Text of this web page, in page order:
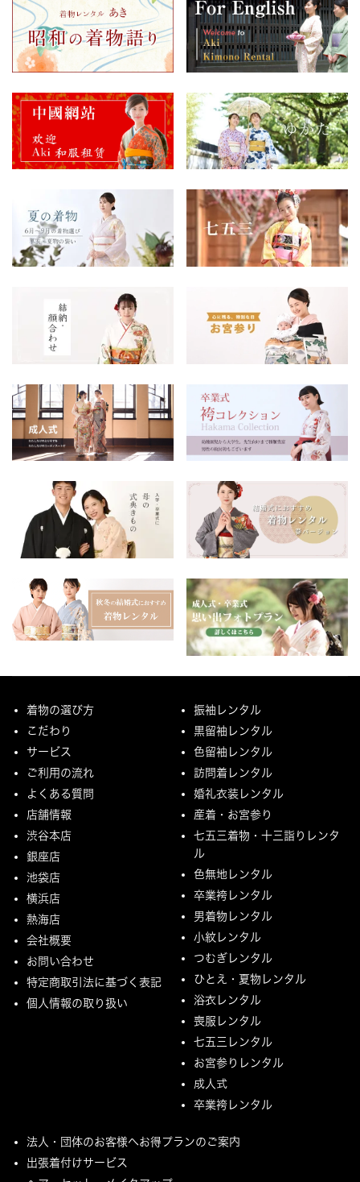
着物の選び方
こだわり
サービス
ご利用の流れ
よくある質問
店舗情報
渋谷本店
銀座店
池袋店
横浜店
熱海店
会社概要
お問い合わせ
特定商取引法に基づく表記
個人情報の取り扱い
振袖レンタル
黒留袖レンタル
色留袖レンタル
訪問着レンタル
婚礼衣装レンタル
産着・お宮参り
七五三着物・十三詣りレンタ
ル
色無地レンタル
卒業袴レンタル
男着物レンタル
小紋レンタル
つむぎレンタル
ひとえ・夏物レンタル
浴衣レンタル
喪服レンタル
七五三レンタル
お宮参りレンタル
成人式
卒業袴レンタル
法人・団体のお客様へお得プランのご案内
出張着付けサービス